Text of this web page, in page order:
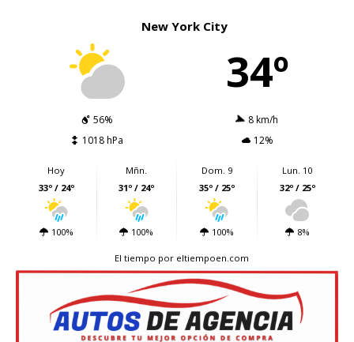
New York City
34º
56%
8 km/h
1018 hPa
12%
Hoy
33º / 24º
100%
Mñn.
31º / 24º
100%
Dom. 9
35º / 25º
100%
Lun. 10
32º / 25º
8%
El tiempo por eltiempoen.com